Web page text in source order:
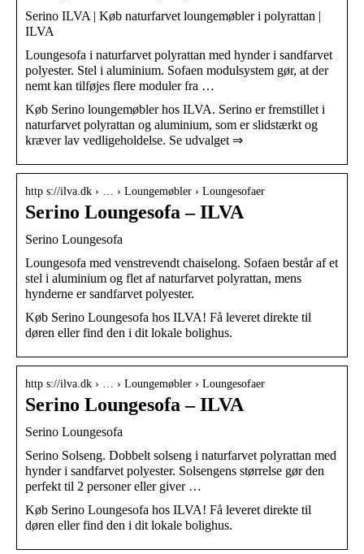
Serino ILVA | Køb naturfarvet loungemøbler i polyrattan |
ILVA
Loungesofa i naturfarvet polyrattan med hynder i sandfarvet
polyester. Stel i aluminium. Sofaen modulsystem gør, at der
nemt kan tilføjes flere moduler fra …
Køb Serino loungemøbler hos ILVA. Serino er fremstillet i
naturfarvet polyrattan og aluminium, som er slidstærkt og
kræver lav vedligeholdelse. Se udvalget ⇒
http s://ilva.dk › … › Loungemøbler › Loungesofaer
Serino Loungesofa – ILVA
Serino Loungesofa
Loungesofa med venstrevendt chaiselong. Sofaen består af et
stel i aluminium og flet af naturfarvet polyrattan, mens
hynderne er sandfarvet polyester.
Køb Serino Loungesofa hos ILVA! Få leveret direkte til
døren eller find den i dit lokale bolighus.
http s://ilva.dk › … › Loungemøbler › Loungesofaer
Serino Loungesofa – ILVA
Serino Loungesofa
Serino Solseng. Dobbelt solseng i naturfarvet polyrattan med
hynder i sandfarvet polyester. Solsengens størrelse gør den
perfekt til 2 personer eller giver …
Køb Serino Loungesofa hos ILVA! Få leveret direkte til
døren eller find den i dit lokale bolighus.